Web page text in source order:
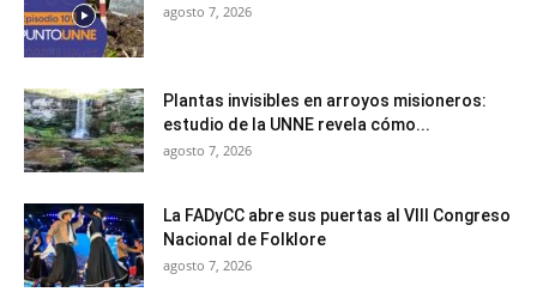
agosto 7, 2026
Plantas invisibles en arroyos misioneros:
estudio de la UNNE revela cómo...
agosto 7, 2026
La FADyCC abre sus puertas al VIII Congreso
Nacional de Folklore
agosto 7, 2026